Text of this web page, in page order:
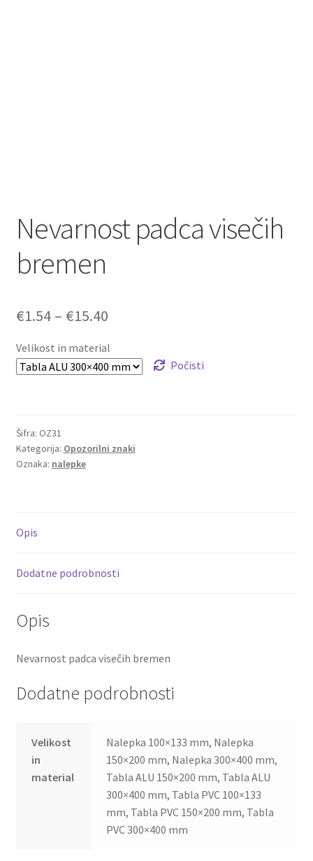
Nevarnost padca visečih
bremen
€1.54 – €15.40Cenovni
razpon:
od
€15.40
Velikost in material
Počisti
Šifra: OZ31
Kategorija: Opozorilni znaki
Oznaka: nalepke
Opis
Dodatne podrobnosti
Opis
Nevarnost padca visečih bremen
Dodatne podrobnosti
Velikost
in
material
Nalepka 100×133 mm, Nalepka
150×200 mm, Nalepka 300×400 mm,
Tabla ALU 150×200 mm, Tabla ALU
300×400 mm, Tabla PVC 100×133
mm, Tabla PVC 150×200 mm, Tabla
PVC 300×400 mm